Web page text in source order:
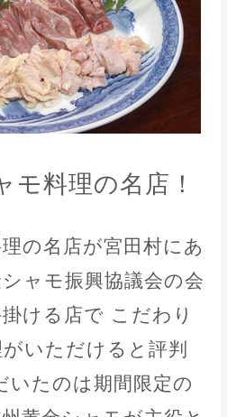
モ料理の名店！
の名店が宮田村にあ
ャモ振興協議会の会
ける店で こだわり
いただけると評判
いたのは期間限定の